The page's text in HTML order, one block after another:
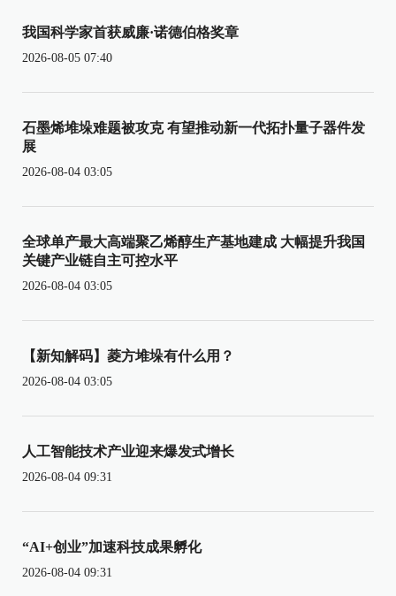
我国科学家首获威廉·诺德伯格奖章
2026-08-05 07:40
石墨烯堆垛难题被攻克 有望推动新一代拓扑量子器件发
展
2026-08-04 03:05
全球单产最大高端聚乙烯醇生产基地建成 大幅提升我国
关键产业链自主可控水平
2026-08-04 03:05
【新知解码】菱方堆垛有什么用？
2026-08-04 03:05
人工智能技术产业迎来爆发式增长
2026-08-04 09:31
“AI+创业”加速科技成果孵化
2026-08-04 09:31